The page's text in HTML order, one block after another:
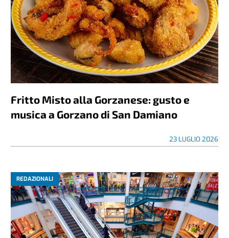
Fritto Misto alla Gorzanese: gusto e
musica a Gorzano di San Damiano
23 LUGLIO 2026
REDAZIONALI